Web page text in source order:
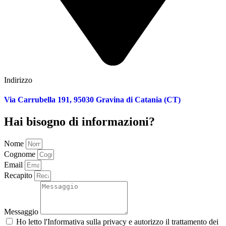
Indirizzo
Via Carrubella 191, 95030 Gravina di Catania (CT)
Hai bisogno di informazioni?
Nome
Cognome
Email
Recapito
Messaggio
Ho letto l'Informativa sulla privacy e autorizzo il trattamento dei